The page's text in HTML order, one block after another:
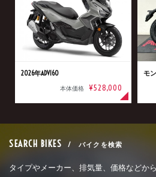
2026年ADV160
本体価格 ¥528,000
モ
SEARCH BIKES / バイクを検索
タイプやメーカー、排気量、価格などか